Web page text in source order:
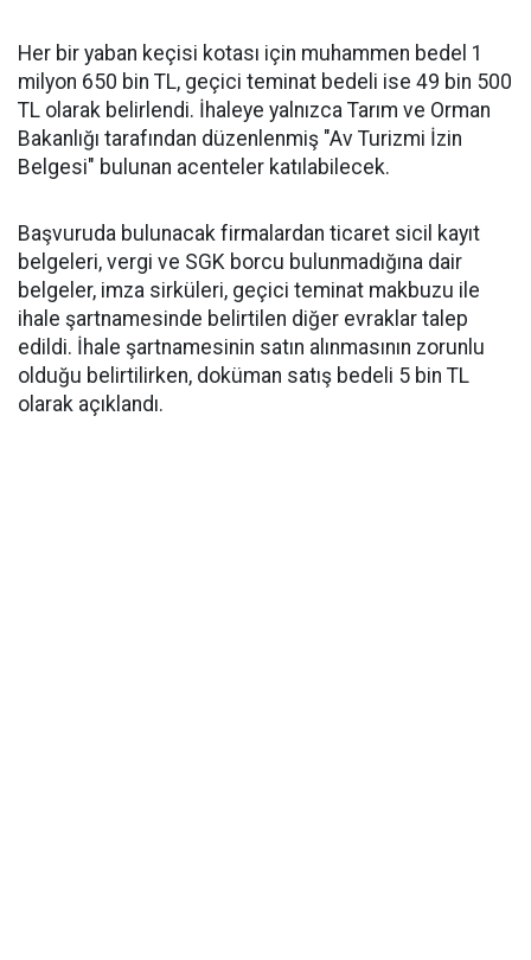
Her bir yaban keçisi kotası için muhammen bedel 1
milyon 650 bin TL, geçici teminat bedeli ise 49 bin 500
TL olarak belirlendi. İhaleye yalnızca Tarım ve Orman
Bakanlığı tarafından düzenlenmiş "Av Turizmi İzin
Belgesi" bulunan acenteler katılabilecek.
Başvuruda bulunacak firmalardan ticaret sicil kayıt
belgeleri, vergi ve SGK borcu bulunmadığına dair
belgeler, imza sirküleri, geçici teminat makbuzu ile
ihale şartnamesinde belirtilen diğer evraklar talep
edildi. İhale şartnamesinin satın alınmasının zorunlu
olduğu belirtilirken, doküman satış bedeli 5 bin TL
olarak açıklandı.